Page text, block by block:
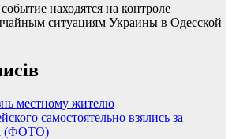
находятся на контроле
ситуациям Украины в Одесской
местному жителю
самостоятельно взялись за
(ФОТО)